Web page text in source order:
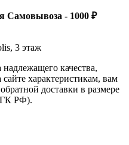
Самовывоза - 1000 ₽
3 этаж
качества,
характеристикам, вам
доставки в размере
ГК РФ).